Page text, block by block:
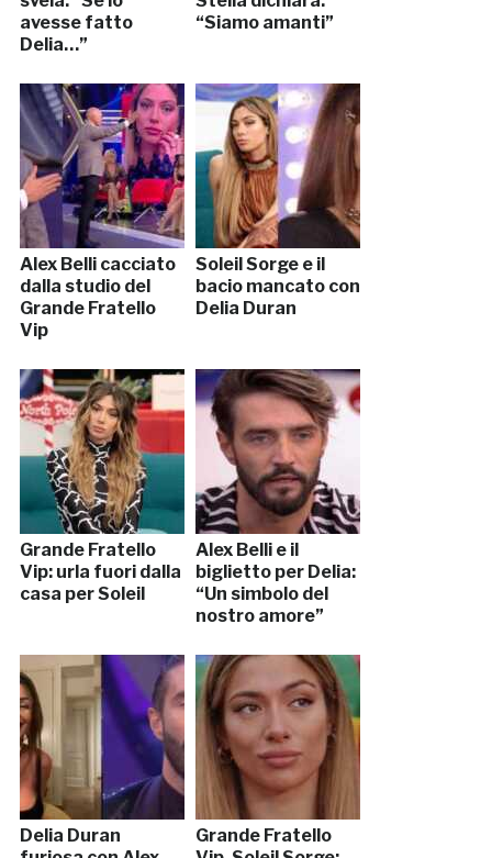
avesse fatto
Delia…”
“Siamo amanti”
Alex Belli cacciato
dalla studio del
Grande Fratello
Vip
Soleil Sorge e il
bacio mancato con
Delia Duran
Grande Fratello
Vip: urla fuori dalla
casa per Soleil
Alex Belli e il
biglietto per Delia:
“Un simbolo del
nostro amore”
Delia Duran
Grande Fratello